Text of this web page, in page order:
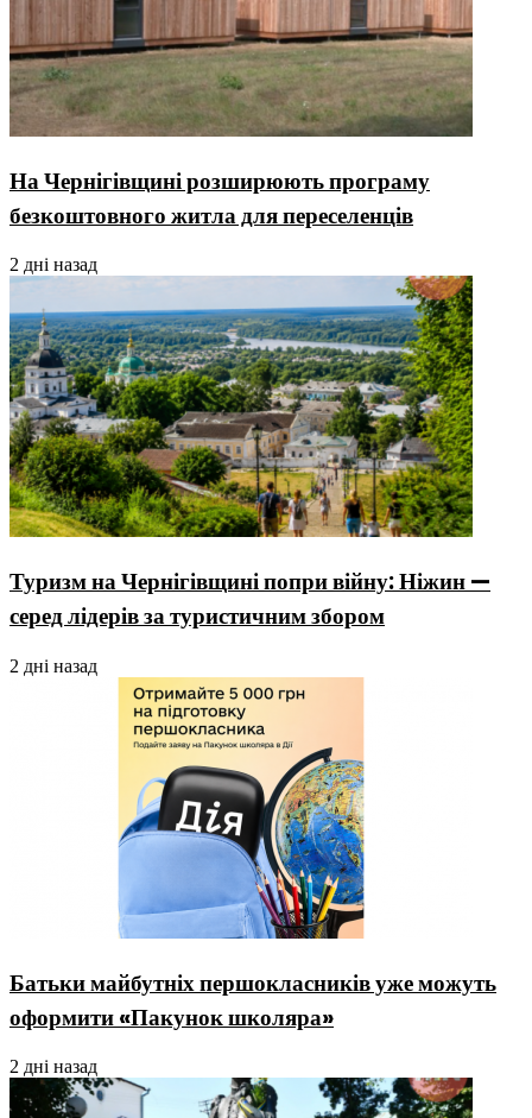
На Чернігівщині розширюють програму
безкоштовного житла для переселенців
2 дні назад
Туризм на Чернігівщині попри війну: Ніжин —
серед лідерів за туристичним збором
2 дні назад
Батьки майбутніх першокласників уже можуть
оформити «Пакунок школяра»
2 дні назад